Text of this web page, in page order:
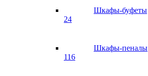
Шкафы-буфеты
24
Шкафы-пеналы
116